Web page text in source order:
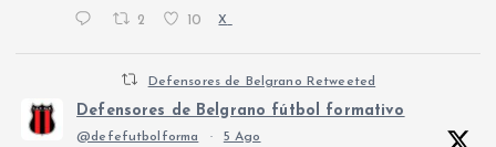
2 10 X
Defensores de Belgrano Retweeted
Defensores de Belgrano fútbol formativo
@defefutbolforma · 5 Ago